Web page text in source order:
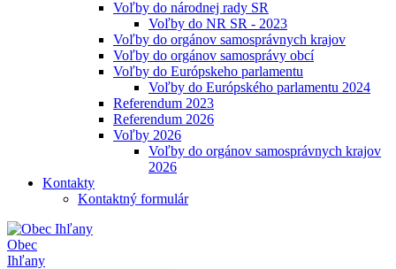
Voľby do národnej rady SR
Voľby do NR SR - 2023
Voľby do orgánov samosprávnych krajov
Voľby do orgánov samosprávy obcí
Voľby do Európskeho parlamentu
Voľby do Európského parlamentu 2024
Referendum 2023
Referendum 2026
Voľby 2026
Voľby do orgánov samosprávnych krajov
2026
Kontakty
Kontaktný formulár
Obec
Ihľany